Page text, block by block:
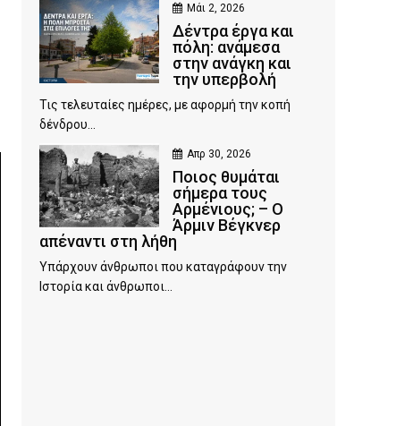
Μάι 2, 2026
Δέντρα έργα και
πόλη: ανάμεσα
στην ανάγκη και
την υπερβολή
Τις τελευταίες ημέρες, με αφορμή την κοπή
δένδρου...
Απρ 30, 2026
Ποιος θυμάται
σήμερα τους
Αρμένιους; – Ο
Άρμιν Βέγκνερ
απέναντι στη λήθη
Υπάρχουν άνθρωποι που καταγράφουν την
Ιστορία και άνθρωποι...